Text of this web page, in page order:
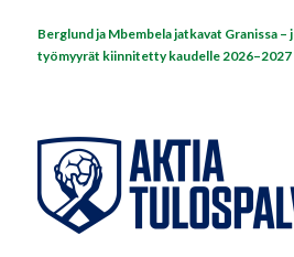
Berglund ja Mbembela jatkavat Granissa
työmyyrät kiinnitetty kaudelle 2026–2027